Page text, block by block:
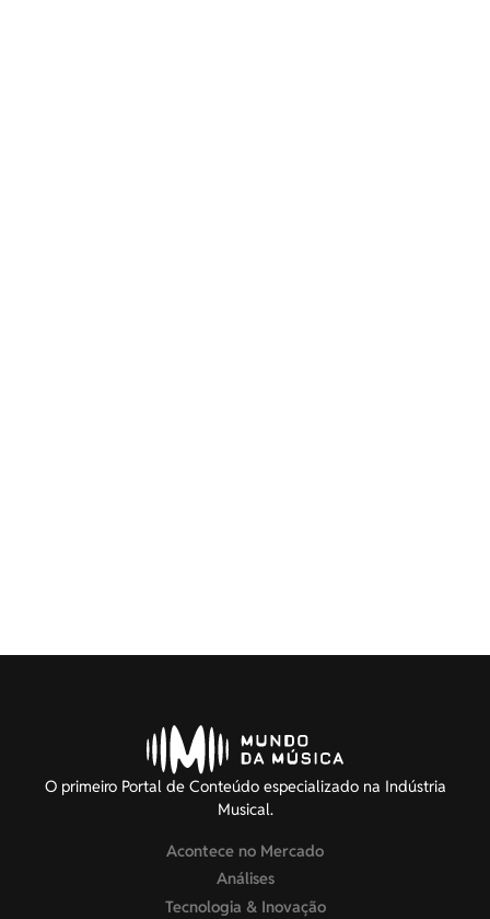
O primeiro Portal de Conteúdo especializado na Indústria
Musical.
Acontece no Mercado
Análises
Tecnologia & Inovação